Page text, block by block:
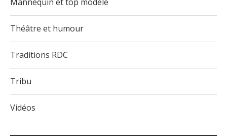
Théâtre et humour
Traditions RDC
Tribu
Vidéos